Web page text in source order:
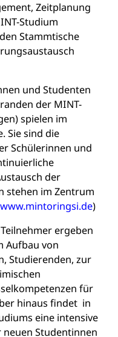
Zeitplanung
Studium
Stammtische
und Studenten
der MINT-
spielen im
Sie sind die
Schülerinnen und
der
stehen im Zentrum
www.mintoringsi.de)
ergeben
Aufbau von
Studierenden, zur
für
hinaus findet in
eine intensive
Studentinnen